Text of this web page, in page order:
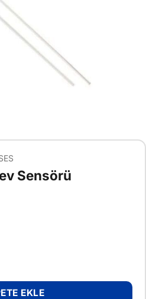
Sensörü
adet
EKLE